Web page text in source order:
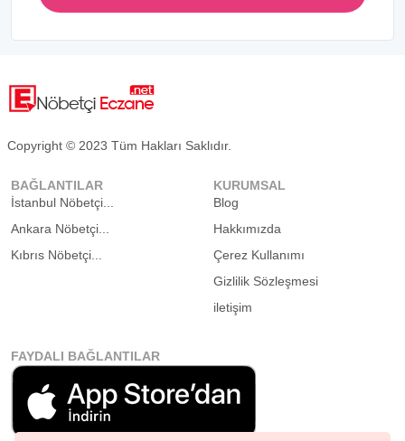
Copyright © 2023 Tüm Hakları Saklıdır.
BAĞLANTILAR
İstanbul Nöbetçi...
Ankara Nöbetçi...
Kıbrıs Nöbetçi...
KURUMSAL
Blog
Hakkımızda
Çerez Kullanımı
Gizlilik Sözleşmesi
iletişim
FAYDALI BAĞLANTILAR